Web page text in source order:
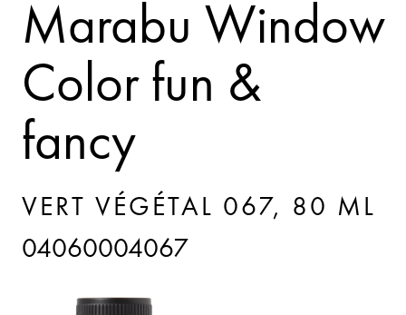
Marabu Window
Color fun &
fancy
VERT VÉGÉTAL 067, 80 ML
04060004067